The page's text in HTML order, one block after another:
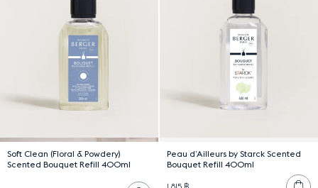
Soft Clean (Floral & Powdery)
Scented Bouquet Refill 400ml
Peau d’Ailleurs by Starck Scented
Bouquet Refill 400ml